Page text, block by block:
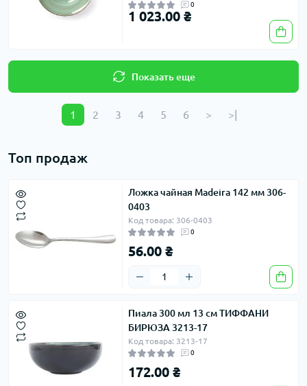
0
1 023.00 ₴
Показать еще
1 2 3 4 5 6 > >|
Топ продаж
Ложка чайная Madeira 142 мм 306-
0403
Код товара: 306-0403
0
56.00 ₴
Пиала 300 мл 13 см ТИФФАНИ
БИРЮЗА 3213-17
Код товара: 3213-17
0
172.00 ₴